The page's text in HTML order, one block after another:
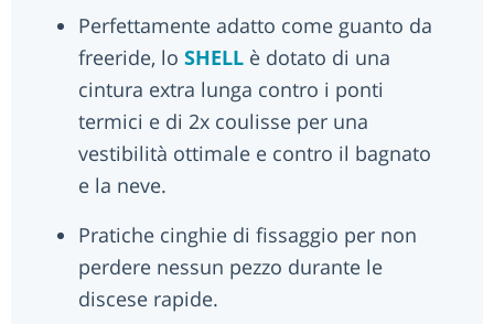
Perfettamente adatto come guanto da
freeride, lo SHELL è dotato di una
cintura extra lunga contro i ponti
termici e di 2x coulisse per una
vestibilità ottimale e contro il bagnato
e la neve.
Pratiche cinghie di fissaggio per non
perdere nessun pezzo durante le
discese rapide.